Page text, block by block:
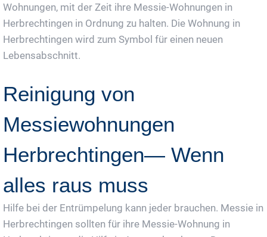
Wohnungen, mit der Zeit ihre Messie-Wohnungen in
Herbrechtingen in Ordnung zu halten. Die Wohnung in
Herbrechtingen wird zum Symbol für einen neuen
Lebensabschnitt.
Reinigung von
Messiewohnungen
Herbrechtingen— Wenn
alles raus muss
Hilfe bei der Entrümpelung kann jeder brauchen. Messie in
Herbrechtingen sollten für ihre Messie-Wohnung in